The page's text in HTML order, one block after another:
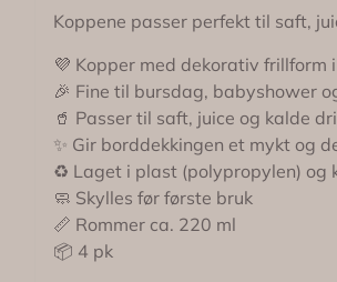
Koppene passer perfekt til saft,
💜 Kopper med dekorativ frillform
🎉 Fine til bursdag, babyshower
🥤 Passer til saft, juice og kalde
✨ Gir borddekkingen et mykt og
♻️ Laget i plast (polypropylen) og
🧼 Skylles før første bruk
📏 Rommer ca. 220 ml
📦 4 pk